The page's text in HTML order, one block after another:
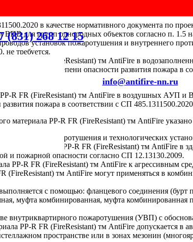
(831) 268 12 15
info@antifire-nn.ru
в качестве нормативного документа по
для групп однородных объектов согласно п. 1.5
установок пожаротушения и внутреннего
требуется.
PP-R FR (FireResistant) тм AntiFire в
объектов по степени опасности развития пожара
R FR (FireResistant) тм AntiFire в воздушных АУП и
развития пожара в соответствии с СП
материала PP-R FR (FireResistant) тм AntiFire
установок пожаротушения и технологических
материала PP-R FR (FireResistant) тм AntiFire в
и пожарной опасности согласно СП 12.13130.2009.
PP-R FR (FireResistant) тм AntiFire к агрессивным
(FireResistant) тм AntiFire могут применяться в
с помощью: фланцевого соединения (бурт
муфта комбинированная, муфта
внутриквартирного пожаротушения (УВП) с
PP-R FR (FireResistant) тм AntiFire допускается в
пространстве или в зонах мезонин